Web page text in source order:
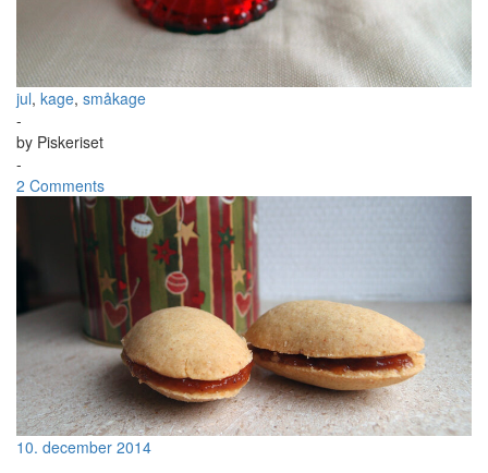
jul, kage, småkage
-
by Piskeriset
-
2 Comments
10. december 2014